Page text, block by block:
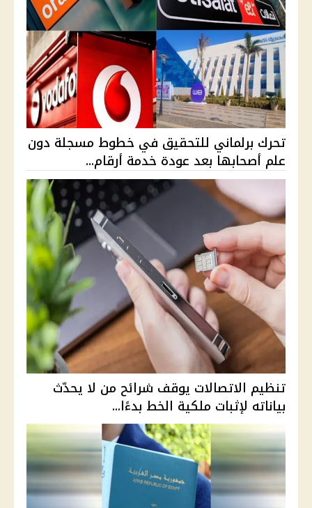
تحرك برلماني للتحقيق في خطوط مسجلة دون
علم أصحابها بعد عودة خدمة أرقام...
تنظيم الاتصالات يوقف شرائح من لا يحدّث
بياناته لإثبات ملكية الخط بدءًا...